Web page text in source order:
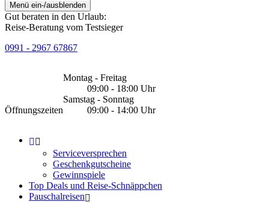
Menü ein-/ausblenden
Gut beraten in den Urlaub:
Reise-Beratung vom Testsieger
0991 - 2967 67867
Öffnungszeiten
Montag - Freitag
09:00 - 18:00 Uhr
Samstag - Sonntag
09:00 - 14:00 Uhr
Serviceversprechen
Geschenkgutscheine
Gewinnspiele
Top Deals und Reise-Schnäppchen
Pauschalreisen